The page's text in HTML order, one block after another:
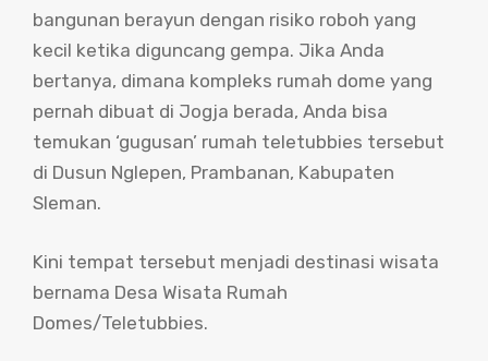
bangunan berayun dengan risiko roboh yang
kecil ketika diguncang gempa. Jika Anda
bertanya, dimana kompleks rumah dome yang
pernah dibuat di Jogja berada, Anda bisa
temukan ‘gugusan’ rumah teletubbies tersebut
di Dusun Nglepen, Prambanan, Kabupaten
Sleman.
Kini tempat tersebut menjadi destinasi wisata
bernama Desa Wisata Rumah
Domes/Teletubbies.